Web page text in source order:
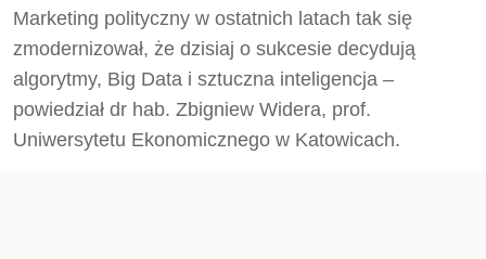
Marketing polityczny w ostatnich latach tak się
zmodernizował, że dzisiaj o sukcesie decydują
algorytmy, Big Data i sztuczna inteligencja –
powiedział dr hab. Zbigniew Widera, prof.
Uniwersytetu Ekonomicznego w Katowicach.